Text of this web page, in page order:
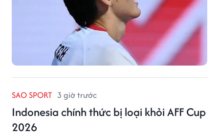
SAO SPORT 3 giờ trước
Indonesia chính thức bị loại khỏi AFF Cup
2026